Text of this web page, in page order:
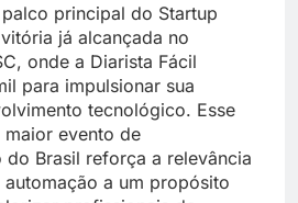
principal do Startup
já alcançada no
onde a Diarista Fácil
para impulsionar sua
tecnológico. Esse
evento de
do Brasil reforça a relevância
a um propósito